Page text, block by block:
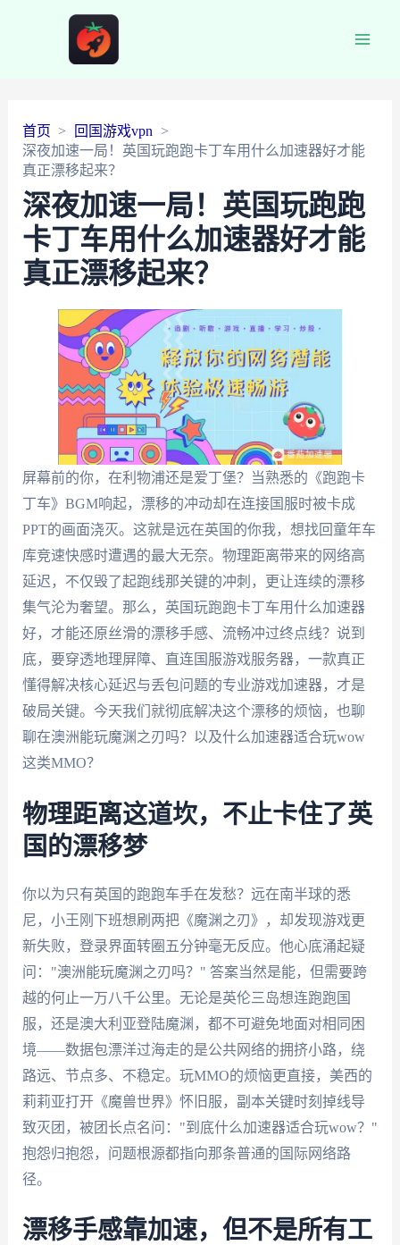
首页
回国游戏vpn
深夜加速一局！英国玩跑跑卡丁车用什么加速器好才能
真正漂移起来？
深夜加速一局！英国玩跑跑
卡丁车用什么加速器好才能
真正漂移起来？
屏幕前的你，在利物浦还是爱丁堡？当熟悉的《跑跑卡
丁车》BGM响起，漂移的冲动却在连接国服时被卡成
PPT的画面浇灭。这就是远在英国的你我，想找回童年车
库竞速快感时遭遇的最大无奈。物理距离带来的网络高
延迟，不仅毁了起跑线那关键的冲刺，更让连续的漂移
集气沦为奢望。那么，英国玩跑跑卡丁车用什么加速器
好，才能还原丝滑的漂移手感、流畅冲过终点线？说到
底，要穿透地理屏障、直连国服游戏服务器，一款真正
懂得解决核心延迟与丢包问题的专业游戏加速器，才是
破局关键。今天我们就彻底解决这个漂移的烦恼，也聊
聊在澳洲能玩魔渊之刃吗？以及什么加速器适合玩wow
这类MMO？
物理距离这道坎，不止卡住了英
国的漂移梦
你以为只有英国的跑跑车手在发愁？远在南半球的悉
尼，小王刚下班想刷两把《魔渊之刃》，却发现游戏更
新失败，登录界面转圈五分钟毫无反应。他心底涌起疑
问："澳洲能玩魔渊之刃吗？" 答案当然是能，但需要跨
越的何止一万八千公里。无论是英伦三岛想连跑跑国
服，还是澳大利亚登陆魔渊，都不可避免地面对相同困
境——数据包漂洋过海走的是公共网络的拥挤小路，绕
路远、节点多、不稳定。玩MMO的烦恼更直接，美西的
莉莉亚打开《魔兽世界》怀旧服，副本关键时刻掉线导
致灭团，被团长点名问："到底什么加速器适合玩wow？"
抱怨归抱怨，问题根源都指向那条普通的国际网络路
径。
漂移手感靠加速，但不是所有工